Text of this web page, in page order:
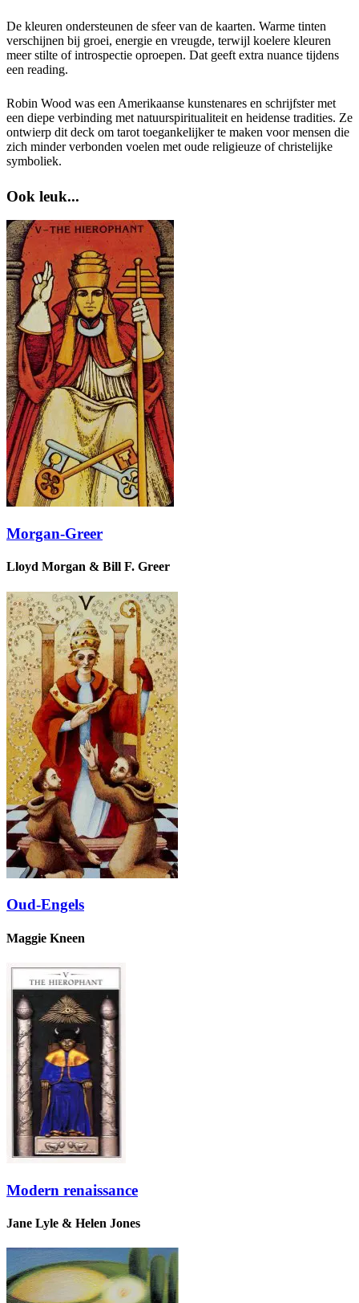
De kleuren ondersteunen de sfeer van de kaarten. Warme tinten
verschijnen bij groei, energie en vreugde, terwijl koelere kleuren
meer stilte of introspectie oproepen. Dat geeft extra nuance tijdens
een reading.
Robin Wood was een Amerikaanse kunstenares en schrijfster met
een diepe verbinding met natuurspiritualiteit en heidense tradities. Ze
ontwierp dit deck om tarot toegankelijker te maken voor mensen die
zich minder verbonden voelen met oude religieuze of christelijke
symboliek.
Ook leuk...
Morgan-Greer
Lloyd Morgan & Bill F. Greer
Oud-Engels
Maggie Kneen
Modern renaissance
Jane Lyle & Helen Jones